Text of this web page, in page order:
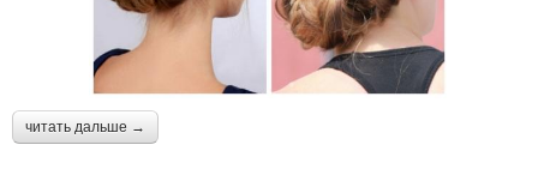
читать дальше →